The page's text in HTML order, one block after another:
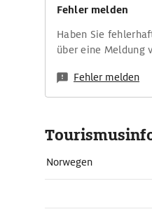
Fehler melden
Haben Sie
über eine Meldung
Fehler melden
Norwegen